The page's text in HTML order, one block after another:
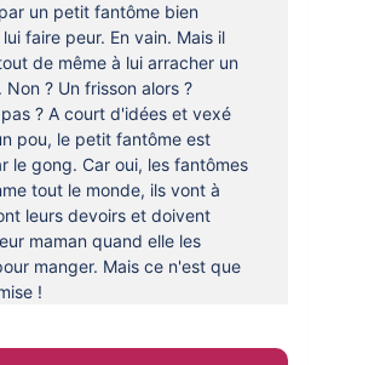
À DOMICILE
DE RETOUR 24H/24
PROS
SERVICES
PROS
un petit fantôme bien
faire peur. En vain. Mais il
de même à lui arracher un
Non ? Un frisson alors ?
? A court d'idées et vexé
pou, le petit fantôme est
le gong. Car oui, les fantômes
tout le monde, ils vont à
leurs devoirs et doivent
maman quand elle les
manger. Mais ce n'est que
!